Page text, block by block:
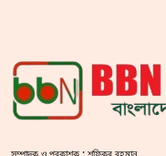
জাল ভিসায় ইউরোপে মানুষ পাঠানোর
‘শ্লীলতাহানির সত্যতা’ মিলেছে শিক্ষক মুরাদের